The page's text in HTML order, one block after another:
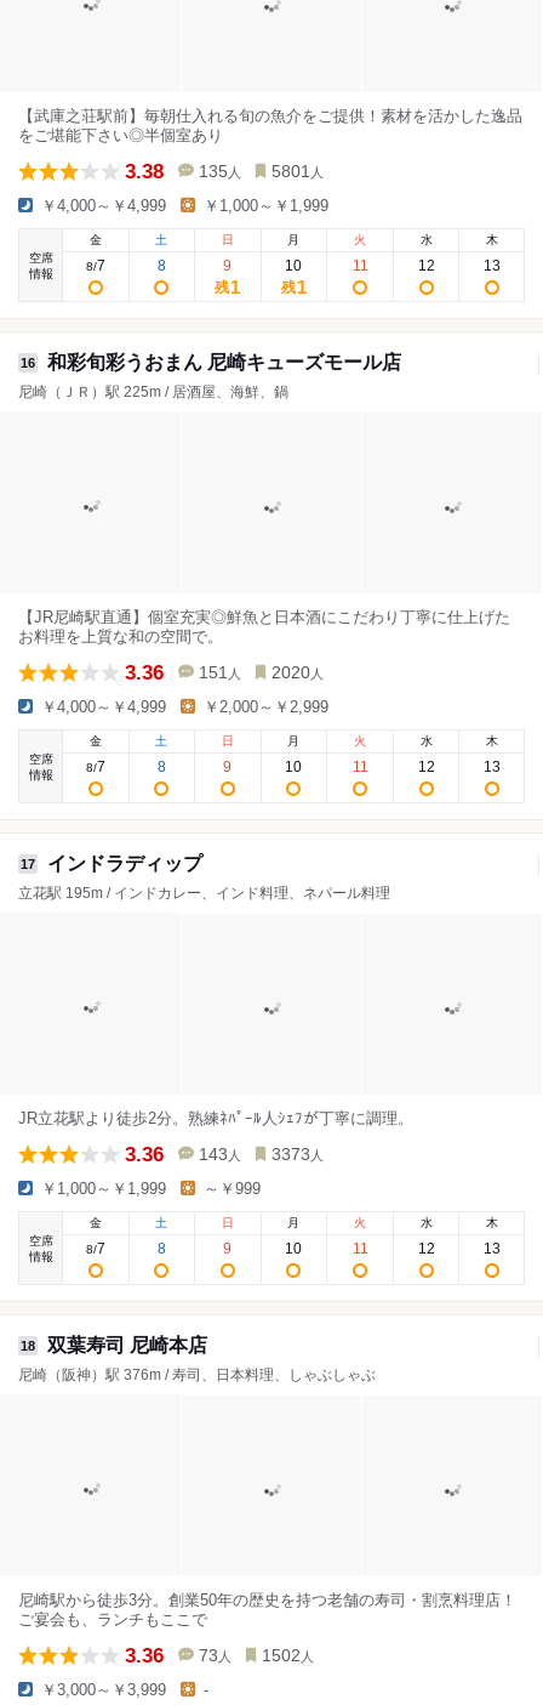
【武庫之荘駅前】毎朝仕入れる旬の魚介をご提供！素材を活かした逸品
をご堪能下さい◎半個室あり
3.38 135 人 5801 人
￥4,000～￥4,999 ￥1,000～￥1,999
空席
情報
金
8/7
土
8
日
9
残1
月
10
残1
火
11
水
12
木
13
16 和彩旬彩うおまん 尼崎キューズモール店
尼崎（ＪＲ）駅 225m / 居酒屋、海鮮、鍋
【JR尼崎駅直通】個室充実◎鮮魚と日本酒にこだわり丁寧に仕上げた
お料理を上質な和の空間で。
3.36 151 人 2020 人
￥4,000～￥4,999 ￥2,000～￥2,999
空席
情報
金
8/7
土
8
日
9
月
10
火
11
水
12
木
13
17 インドラディップ
立花駅 195m / インドカレー、インド料理、ネパール料理
JR立花駅より徒歩2分。熟練ﾈﾊﾟｰﾙ人ｼｪﾌが丁寧に調理。
3.36 143 人 3373 人
￥1,000～￥1,999 ～￥999
空席
情報
金
8/7
土
8
日
9
月
10
火
11
水
12
木
13
18 双葉寿司 尼崎本店
尼崎（阪神）駅 376m / 寿司、日本料理、しゃぶしゃぶ
尼崎駅から徒歩3分。創業50年の歴史を持つ老舗の寿司・割烹料理店！
ご宴会も、ランチもここで
3.36 73 人 1502 人
￥3,000～￥3,999 -